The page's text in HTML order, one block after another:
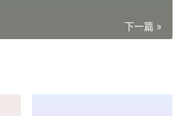
下一篇 »